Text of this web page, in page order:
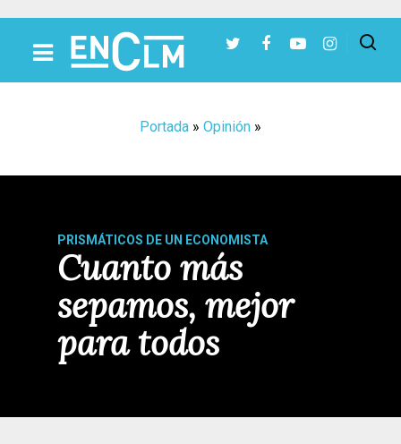
Portada » Opinión »
PRISMÁTICOS DE UN ECONOMISTA
Cuanto más
sepamos, mejor
para todos